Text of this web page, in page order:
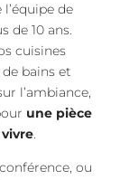
de
de 10 ans.
cuisines
bains et
l’ambiance,
une pièce
.
ou